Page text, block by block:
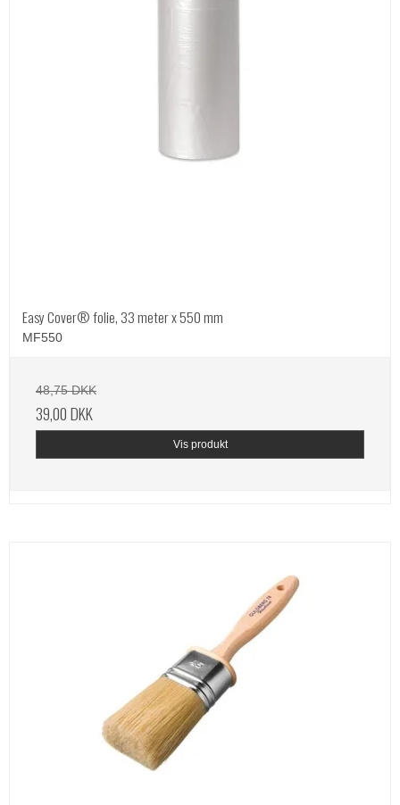
Easy Cover® folie, 33 meter x 550 mm
MF550
48,75 DKK
39,00 DKK
Vis produkt